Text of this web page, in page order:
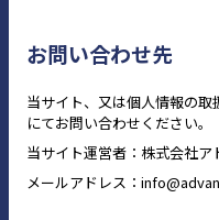
お問い合わせ先
当サイト、又は個人情報の
にてお問い合わせください。
当サイト運営者：株式会社ア
メールアドレス：